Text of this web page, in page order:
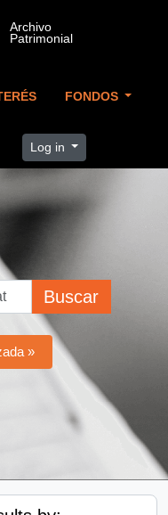
FONDOS
Log in
Buscar
»